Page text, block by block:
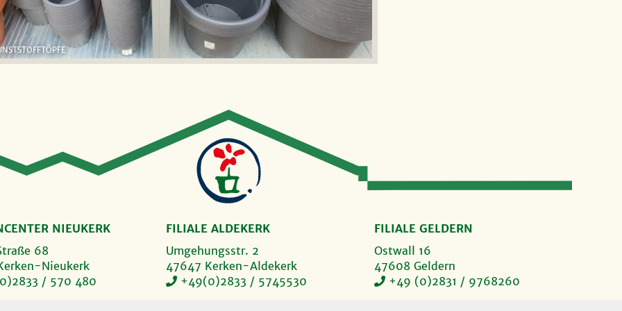
NIEUKERK
68
Nieukerk
/ 570 480
FILIALE ALDEKERK
Umgehungsstr. 2
47647 Kerken-Aldekerk
+49(0)2833 / 5745530
FILIALE GELDERN
Ostwall 16
47608 Geldern
+49 (0)2831 / 9768260